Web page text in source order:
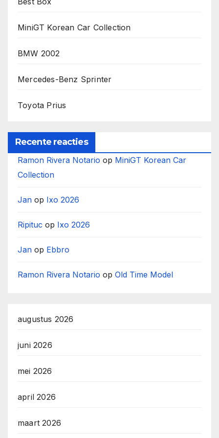
MiniGT Korean Car Collection
BMW 2002
Mercedes-Benz Sprinter
Toyota Prius
Recente reacties
Ramon Rivera Notario op MiniGT Korean Car
Collection
Jan op Ixo 2026
Ripituc op Ixo 2026
Jan op Ebbro
Ramon Rivera Notario op Old Time Model
augustus 2026
juni 2026
mei 2026
april 2026
maart 2026